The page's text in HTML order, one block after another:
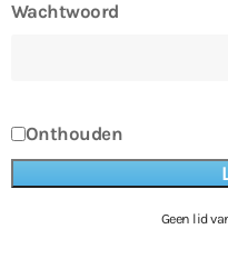
Wachtwoord
Onthouden
Geen lid